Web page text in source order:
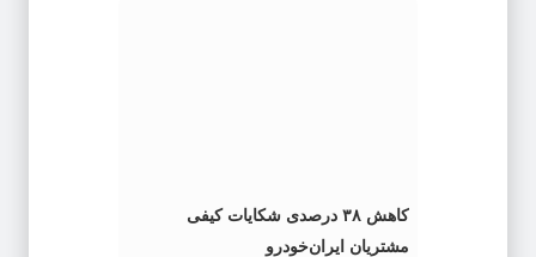
کاهش ۳۸ درصدی شکایات کیفی
مشتریان ایران‌خودرو